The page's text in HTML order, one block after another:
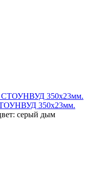
350x23мм.
серый дым